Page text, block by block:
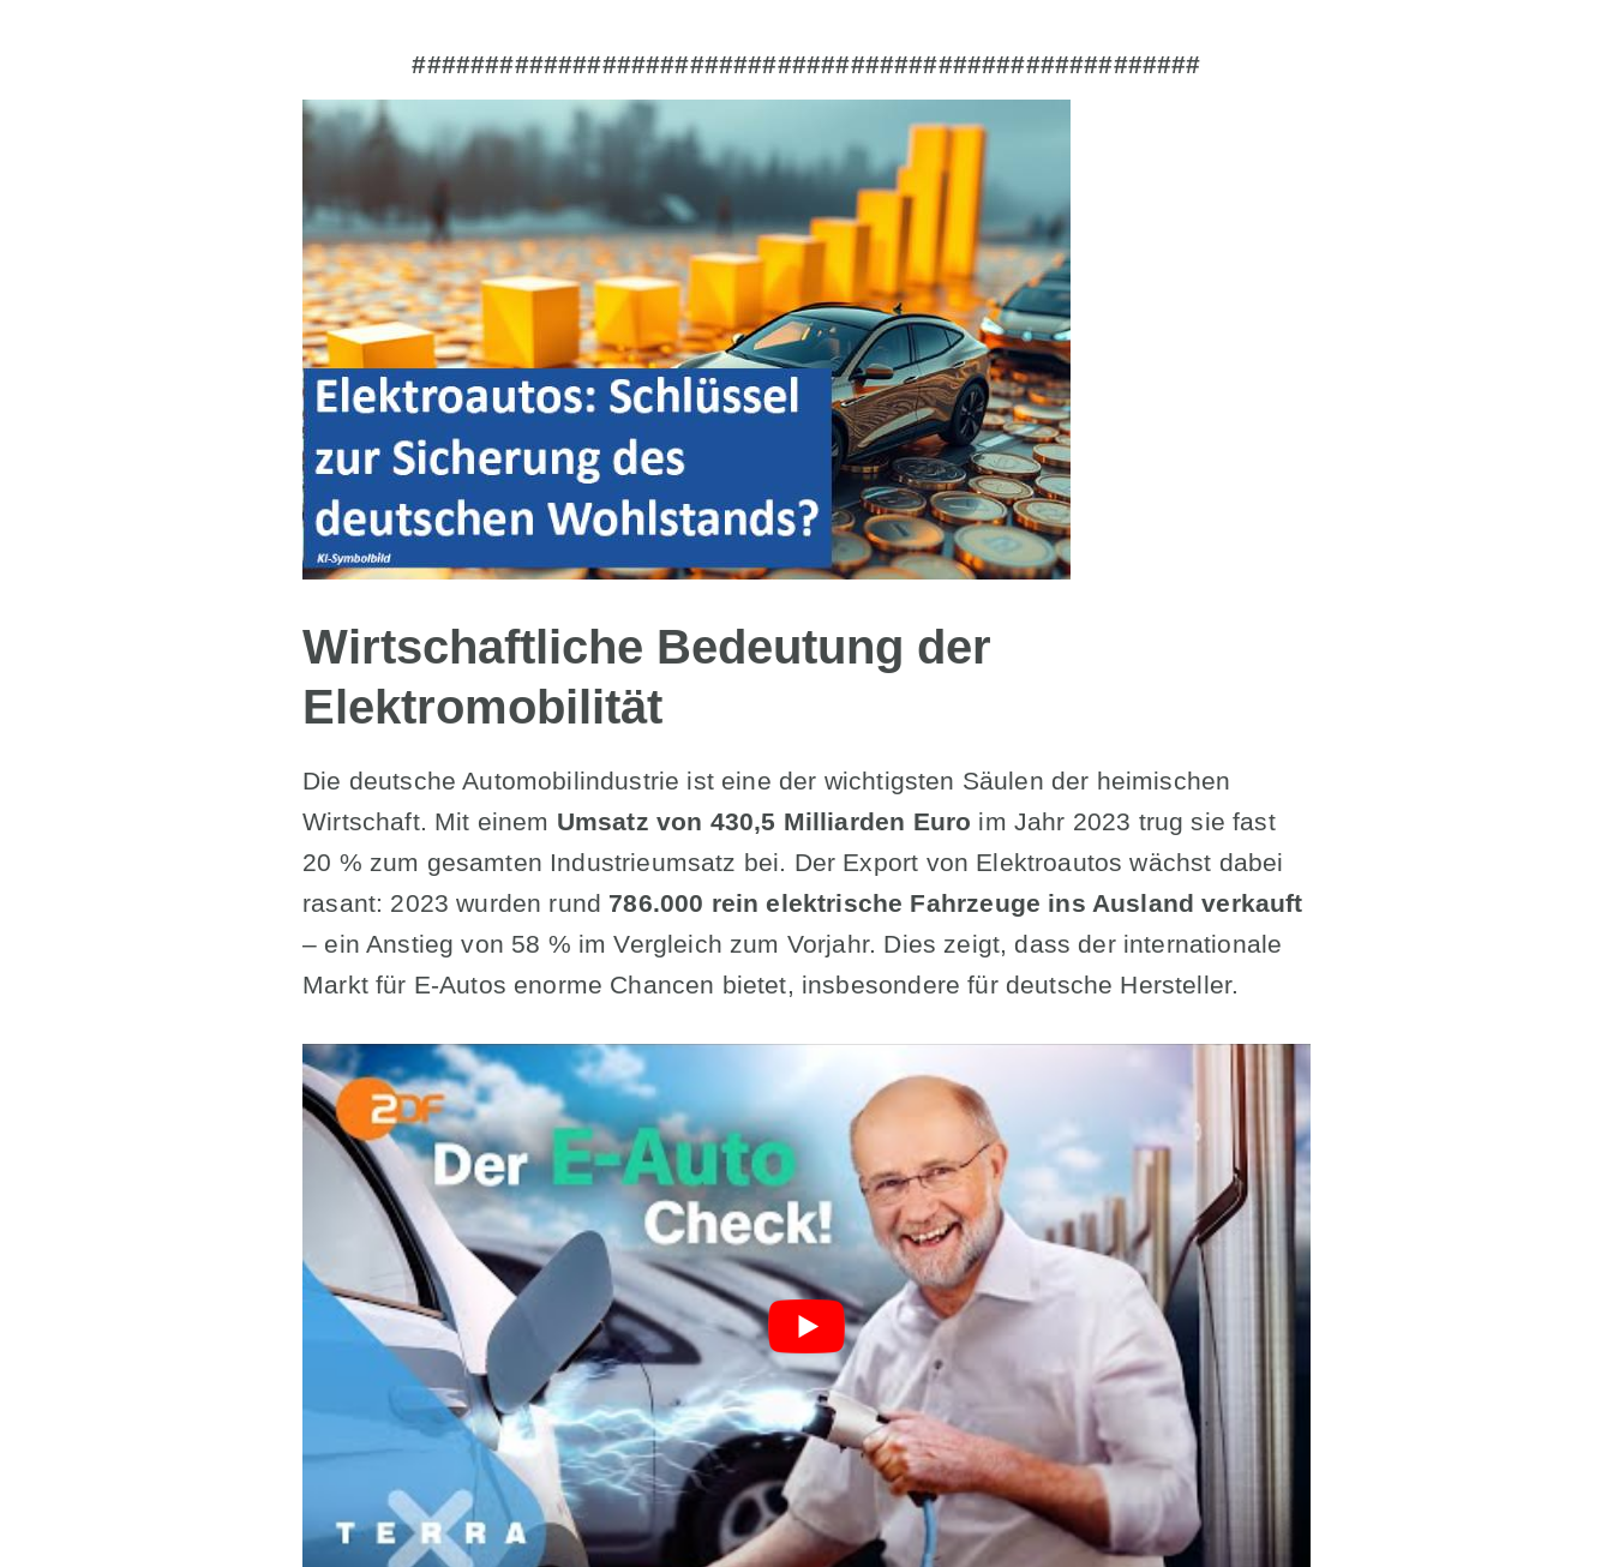
######################################################
Wirtschaftliche Bedeutung der
Elektromobilität
Die deutsche Automobilindustrie ist eine der wichtigsten Säulen der heimischen
Wirtschaft. Mit einem Umsatz von 430,5 Milliarden Euro im Jahr 2023 trug sie fast
20 % zum gesamten Industrieumsatz bei. Der Export von Elektroautos wächst dabei
rasant: 2023 wurden rund 786.000 rein elektrische Fahrzeuge ins Ausland verkauft
– ein Anstieg von 58 % im Vergleich zum Vorjahr. Dies zeigt, dass der internationale
Markt für E-Autos enorme Chancen bietet, insbesondere für deutsche Hersteller.